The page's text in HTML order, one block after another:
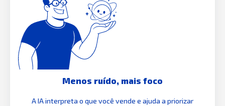
Menos ruído, mais foco
A IA interpreta o que você vende e ajuda a priorizar